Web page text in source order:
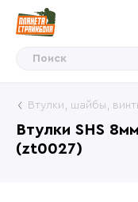
Втулки SHS
(zt0027)
Втулки, шайбы,